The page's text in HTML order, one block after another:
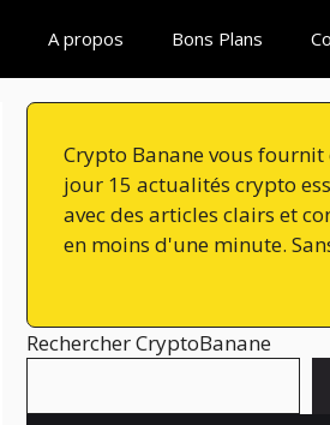
A propos Bons Plans
Crypto Banane vous fournit
jour 15 actualités crypto
avec des articles clairs et
en moins d'une minute.
Rechercher CryptoBanane